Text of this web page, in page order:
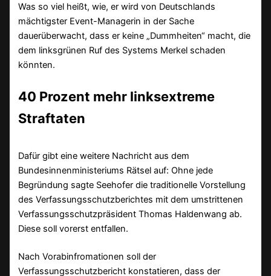
Was so viel heißt, wie, er wird von Deutschlands
mächtigster Event-Managerin in der Sache
dauerüberwacht, dass er keine „Dummheiten“ macht, die
dem linksgrünen Ruf des Systems Merkel schaden
könnten.
40 Prozent mehr linksextreme
Straftaten
Dafür gibt eine weitere Nachricht aus dem
Bundesinnenministeriums Rätsel auf: Ohne jede
Begründung sagte Seehofer die traditionelle Vorstellung
des Verfassungsschutzberichtes mit dem umstrittenen
Verfassungsschutzpräsident Thomas Haldenwang ab.
Diese soll vorerst entfallen.
Nach Vorabinfromationen soll der
Verfassungsschutzbericht konstatieren, dass der